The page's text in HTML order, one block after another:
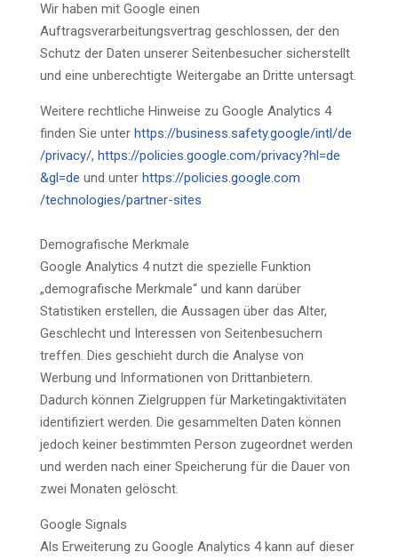
Wir haben mit Google einen
Auftragsverarbeitungsvertrag geschlossen, der den
Schutz der Daten unserer Seitenbesucher sicherstellt
und eine unberechtigte Weitergabe an Dritte untersagt.
Weitere rechtliche Hinweise zu Google Analytics 4
finden Sie unter https://business.safety.google/intl/de
/privacy/, https://policies.google.com/privacy?hl=de
&gl=de und unter https://policies.google.com
/technologies/partner-sites
Demografische Merkmale
Google Analytics 4 nutzt die spezielle Funktion
„demografische Merkmale“ und kann darüber
Statistiken erstellen, die Aussagen über das Alter,
Geschlecht und Interessen von Seitenbesuchern
treffen. Dies geschieht durch die Analyse von
Werbung und Informationen von Drittanbietern.
Dadurch können Zielgruppen für Marketingaktivitäten
identifiziert werden. Die gesammelten Daten können
jedoch keiner bestimmten Person zugeordnet werden
und werden nach einer Speicherung für die Dauer von
zwei Monaten gelöscht.
Google Signals
Als Erweiterung zu Google Analytics 4 kann auf dieser